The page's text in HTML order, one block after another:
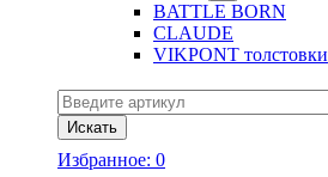
BATTLE BORN
CLAUDE
VIKPONT толстовки
Избранное: 0